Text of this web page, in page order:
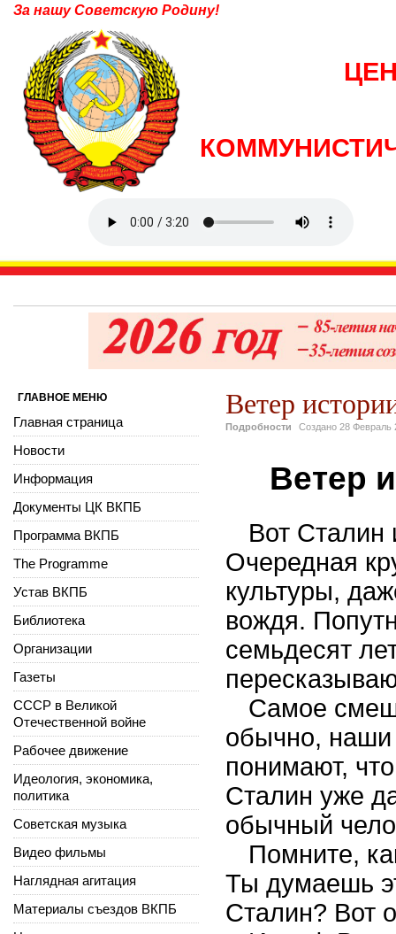
За нашу Советскую Родину!
Ветер
Подробности Создано 28 Февраль
Ветер
Вот Сталин
Очередная
культуры,
вождя.
семьдесят
Самое
обычно, наши
понимают,
Сталин уже
обычный
Помните,
Ты думаешь
Сталин? Вот
ГЛАВНОЕ МЕНЮ
Главная страница
Новости
Информация
Документы ЦК ВКПБ
Программа ВКПБ
The Programme
Устав ВКПБ
Библиотека
Организации
Газеты
СССР в Великой
Отечественной войне
Рабочее движение
Идеология, экономика,
политика
Советская музыка
Видео фильмы
Наглядная агитация
Материалы съездов ВКПБ